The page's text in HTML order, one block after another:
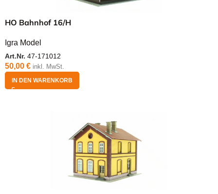
HO Bahnhof 16/H
Igra Model
Art.Nr. 47-171012
50,00 € inkl. MwSt.
IN DEN WARENKORB